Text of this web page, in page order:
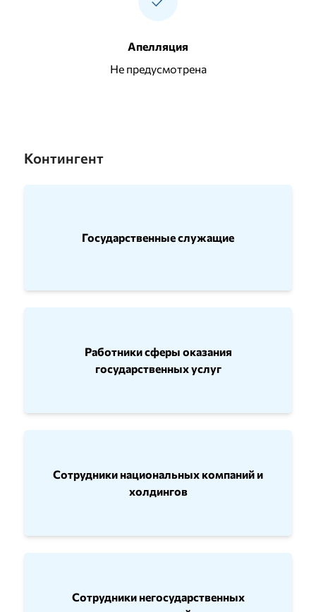
Апелляция
Не предусмотрена
Контингент
Государственные служащие
Работники сферы оказания
государственных услуг
Сотрудники национальных компаний и
холдингов
Сотрудники негосударственных